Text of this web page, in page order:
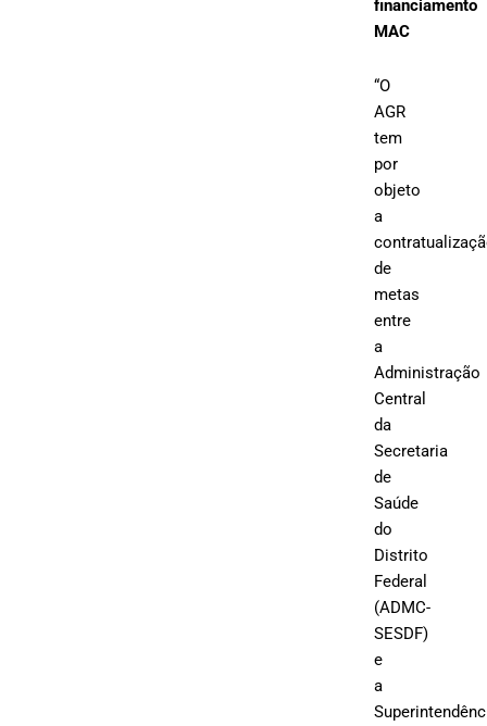
financiamento
MAC
“O
AGR
tem
por
objeto
a
de
metas
entre
a
Administração
Central
da
Secretaria
de
Saúde
do
Distrito
Federal
(ADMC-
SESDF)
e
a